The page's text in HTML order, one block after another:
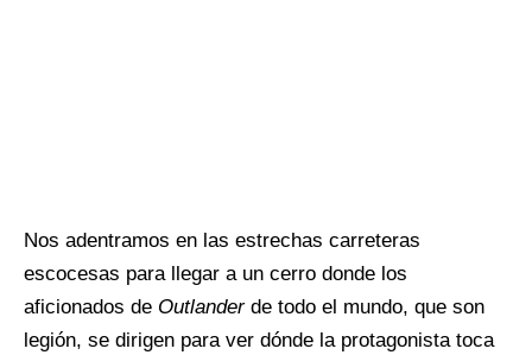
Nos adentramos en las estrechas carreteras
escocesas para llegar a un cerro donde los
aficionados de Outlander de todo el mundo, que son
legión, se dirigen para ver dónde la protagonista toca